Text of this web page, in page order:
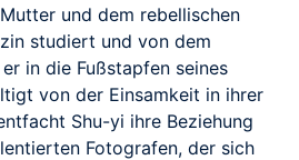
und dem rebellischen
studiert und von dem
in die Fußstapfen seines
von der Einsamkeit in ihrer
Shu-yi ihre Beziehung
Fotografen, der sich